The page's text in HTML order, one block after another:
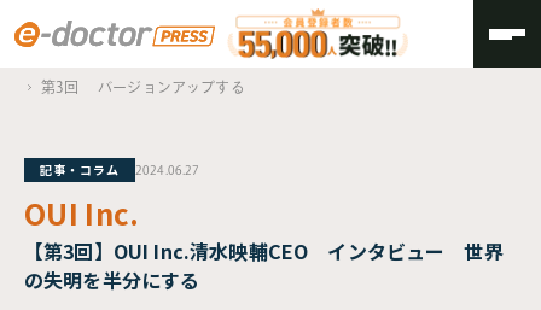
TOP
第3回 バージョンアップする
記事・コラム 2024.06.27
OUI Inc.
【第3回】OUI Inc.清水映輔CEO インタビュー 世界
の失明を半分にする